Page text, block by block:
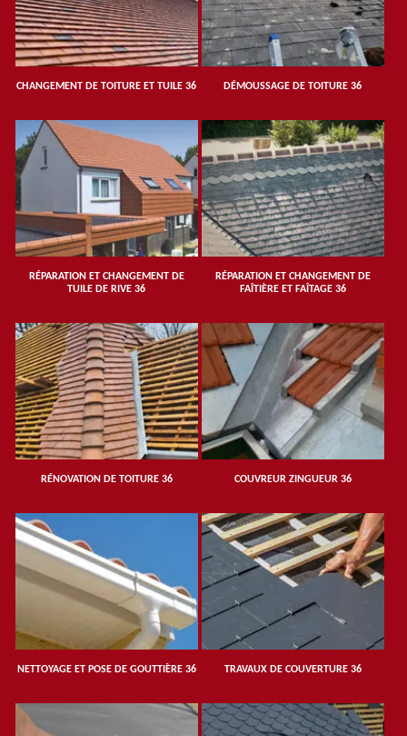
CHANGEMENT DE TOITURE ET TUILE 36 DÉMOUSSAGE DE TOITURE 36
RÉPARATION ET CHANGEMENT DE
TUILE DE RIVE 36
RÉPARATION ET CHANGEMENT DE
FAÎTIÈRE ET FAÎTAGE 36
RÉNOVATION DE TOITURE 36 COUVREUR ZINGUEUR 36
NETTOYAGE ET POSE DE GOUTTIÈRE 36 TRAVAUX DE COUVERTURE 36